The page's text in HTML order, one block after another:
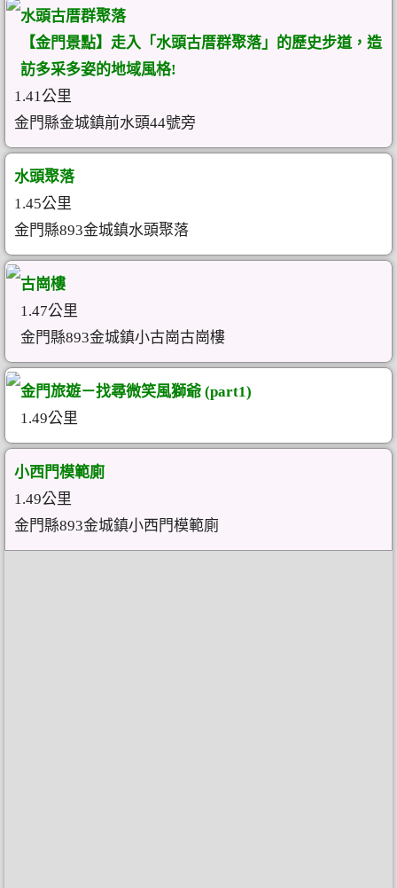
水頭古厝群聚落
【金門景點】走入「水頭古厝群聚落」的歷史步道，造
訪多采多姿的地域風格!
1.41公里
金門縣金城鎮前水頭44號旁
水頭聚落
1.45公里
金門縣893金城鎮水頭聚落
古崗樓
1.47公里
金門縣893金城鎮小古崗古崗樓
金門旅遊－找尋微笑風獅爺 (part1)
1.49公里
小西門模範廁
1.49公里
金門縣893金城鎮小西門模範廁